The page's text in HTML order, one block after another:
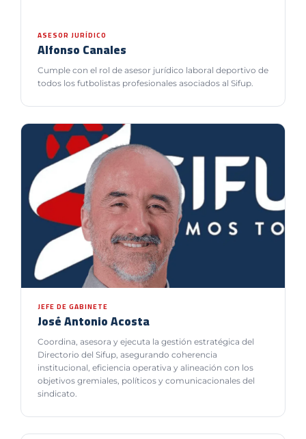
ASESOR JURÍDICO
Alfonso Canales
Cumple con el rol de asesor jurídico laboral deportivo de
todos los futbolistas profesionales asociados al Sifup.
JEFE DE GABINETE
José Antonio Acosta
Coordina, asesora y ejecuta la gestión estratégica del
Directorio del Sifup, asegurando coherencia
institucional, eficiencia operativa y alineación con los
objetivos gremiales, políticos y comunicacionales del
sindicato.